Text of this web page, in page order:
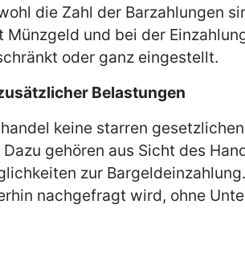
die Zahl der Barzahlungen
und bei der
oder ganz eingestellt.
Belastungen
keine starren
gehören aus Sicht des
zur
nachgefragt wird, ohne